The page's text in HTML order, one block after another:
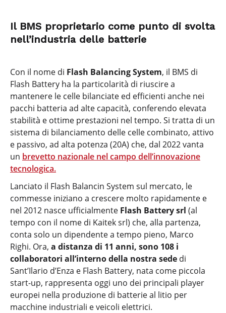
Il BMS proprietario come punto di svolta
nell’industria delle batterie
Con il nome di Flash Balancing System, il BMS di
Flash Battery ha la particolarità di riuscire a
mantenere le celle bilanciate ed efficienti anche nei
pacchi batteria ad alte capacità, conferendo elevata
stabilità e ottime prestazioni nel tempo. Si tratta di un
sistema di bilanciamento delle celle combinato, attivo
e passivo, ad alta potenza (20A) che, dal 2022 vanta
un brevetto nazionale nel campo dell’innovazione
tecnologica.
Lanciato il Flash Balancin System sul mercato, le
commesse iniziano a crescere molto rapidamente e
nel 2012 nasce ufficialmente Flash Battery srl (al
tempo con il nome di Kaitek srl) che, alla partenza,
conta solo un dipendente a tempo pieno, Marco
Righi. Ora, a distanza di 11 anni, sono 108 i
collaboratori all’interno della nostra sede di
Sant’Ilario d’Enza e Flash Battery, nata come piccola
start-up, rappresenta oggi uno dei principali player
europei nella produzione di batterie al litio per
macchine industriali e veicoli elettrici.